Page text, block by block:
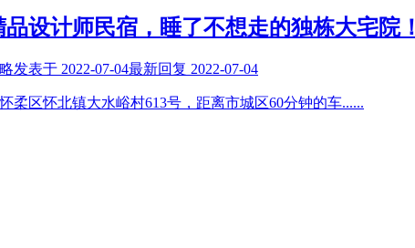
设计师民宿，睡了不想走的独栋大宅院！
发表于 2022-07-04最新回复 2022-07-04
柔区怀北镇大水峪村613号，距离市城区60分钟的车......